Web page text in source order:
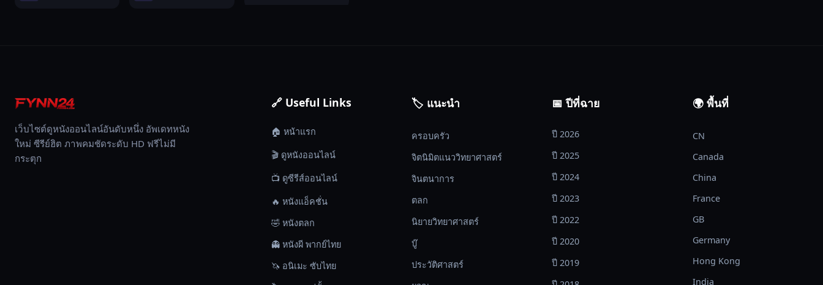
เว็บไซต์ดูหนังออนไลน์อันดับหนึ่ง อัพเดทหนัง
ใหม่ ซีรีย์ฮิต ภาพคมชัดระดับ HD ฟรีไม่มี
กระตุก
🔗 Useful Links
🏠 หน้าแรก
🎬 ดูหนังออนไลน์
📺 ดูซีรีส์ออนไลน์
🔥 หนังแอ็คชั่น
🤣 หนังตลก
👻 หนังผี พากย์ไทย
🦄 อนิเมะ ซับไทย
🏷️ แนะนำ
ครอบครัว
จิตนิมิตแนววิทยาศาสตร์
จินตนาการ
ตลก
นิยายวิทยาศาสตร์
บู๊
ประวัติศาสตร์
📅 ปีที่ฉาย
ปี 2026
ปี 2025
ปี 2024
ปี 2023
ปี 2022
ปี 2020
ปี 2019
🌍 พื้นที่
CN
Canada
China
France
GB
Germany
Hong Kong
India